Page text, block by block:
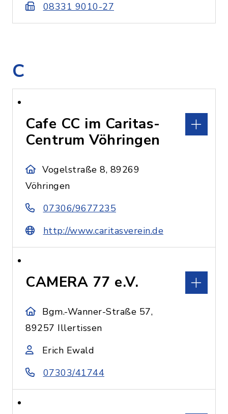
08331 9010-27
C
Cafe CC im Caritas-
Centrum Vöhringen
Vogelstraße 8, 89269
Vöhringen
07306/9677235
http://www.caritasverein.de
CAMERA 77 e.V.
Bgm.-Wanner-Straße 57,
89257 Illertissen
Erich Ewald
07303/41744